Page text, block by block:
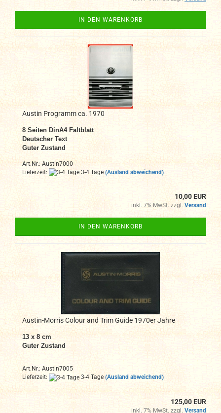
IN DEN WARENKORB
Austin Programm ca. 1970
8 Seiten DinA4 Faltblatt
Deutscher Text
Guter Zustand
Art.Nr.: Austin7000
Lieferzeit:
3-4 Tage (Ausland abweichend)
10,00 EUR
inkl. 7% MwSt. zzgl. Versand
IN DEN WARENKORB
Austin-Morris Colour and Trim Guide 1970er Jahre
13 x 8 cm
Guter Zustand
Art.Nr.: Austin7005
Lieferzeit:
3-4 Tage (Ausland abweichend)
125,00 EUR
inkl. 7% MwSt. zzgl. Versand